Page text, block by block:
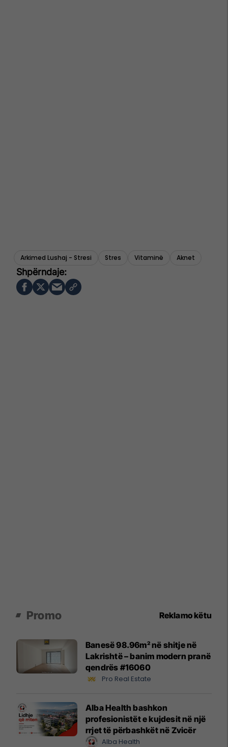
Arkimed Lushaj - Stresi Stres Vitaminë Aknet
Promo Reklamo këtu
Banesë 98.96m² në shitje në
Lakrishtë – banim modern pranë
qendrës #16060
Pro Real Estate
Alba Health bashkon
profesionistët e kujdesit në një
rrjet të përbashkët në Zvicër
Alba Health